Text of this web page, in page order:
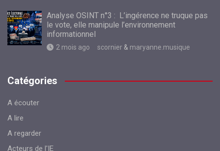
Analyse OSINT n°3 : L’ingérence ne truque pas
le vote, elle manipule l’environnement
informationnel
2 mois ago scornier & maryanne.musique
Catégories
A écouter
A lire
A regarder
Acteurs de l'IE